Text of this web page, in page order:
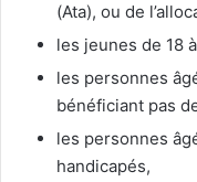
(Ata), ou de
les jeunes de 18
les personnes
bénéficiant pas
les personnes
handicapés,